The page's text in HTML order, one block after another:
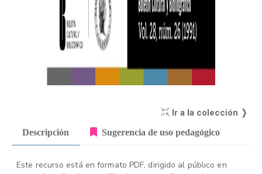
Ir a la colección ❭
Descripción Sugerencia de uso pedagógico
Este recurso está en formato PDF, dirigido al público en